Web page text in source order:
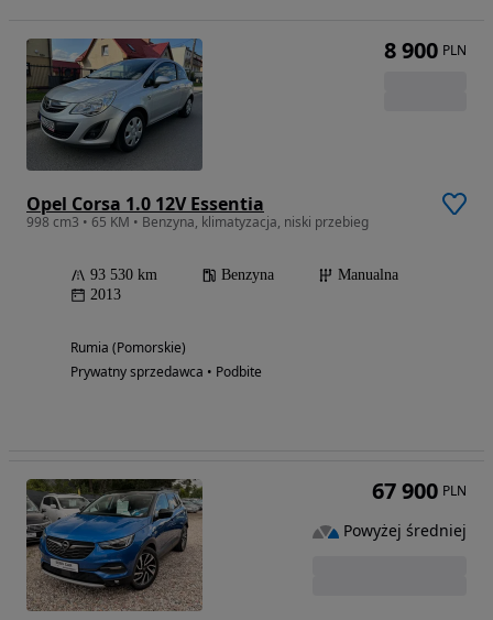
Opel Corsa 1.0 12V Essentia
998 cm3 • 65 KM • Benzyna, klimatyzacja, niski przebieg
93 530 km Benzyna
Manualna
2013
Rumia (Pomorskie)
Prywatny sprzedawca • Podbite
8 900 PLN
67 900 PLN
Powyżej średniej